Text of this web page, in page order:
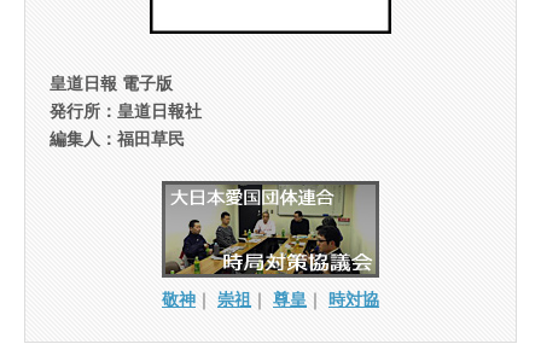
皇道日報 電子版
発行所：皇道日報社
編集人：福田草民
敬神 ｜ 崇祖 ｜ 尊皇 ｜ 時対協